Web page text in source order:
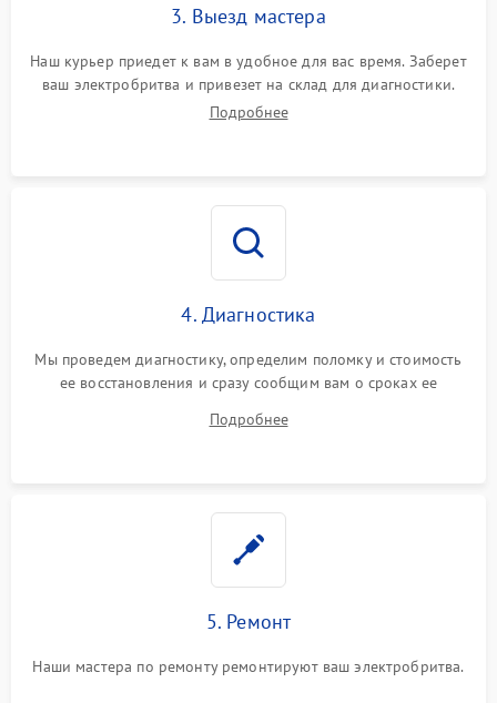
3. Выезд мастера
Наш курьер приедет к вам в удобное для вас время. Заберет
ваш электробритва и привезет на склад для диагностики.
Подробнее
4. Диагностика
Мы проведем диагностику, определим поломку и стоимость
ее восстановления и сразу сообщим вам о сроках ее
Подробнее
5. Ремонт
Наши мастера по ремонту ремонтируют ваш электробритва.